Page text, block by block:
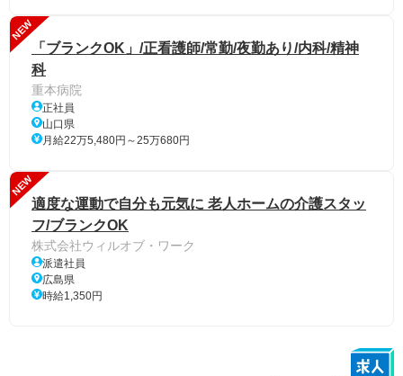
NEW
「ブランクOK」/正看護師/常勤/夜勤あり/内科/精神
科
重本病院
正社員
山口県
月給22万5,480円～25万680円
NEW
適度な運動で自分も元気に 老人ホームの介護スタッ
フ/ブランクOK
株式会社ウィルオブ・ワーク
派遣社員
広島県
時給1,350円